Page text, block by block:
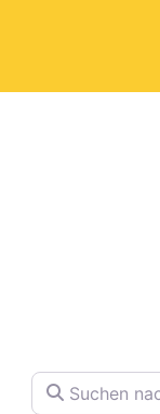
Suchen nach